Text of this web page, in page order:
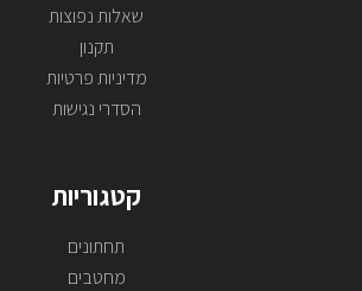
שאלות נפוצות
תקנון
מדיניות פרטיות
הסדרי נגישות
קטגוריות
תחתונים
מחטבים